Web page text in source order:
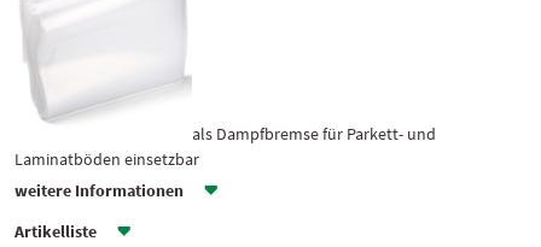
als Dampfbremse für Parkett- und
Laminatböden einsetzbar
weitere Informationen
Artikelliste